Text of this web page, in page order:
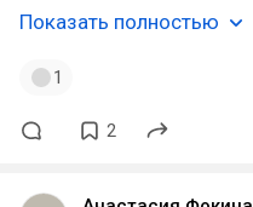
Показать полностью
1
2